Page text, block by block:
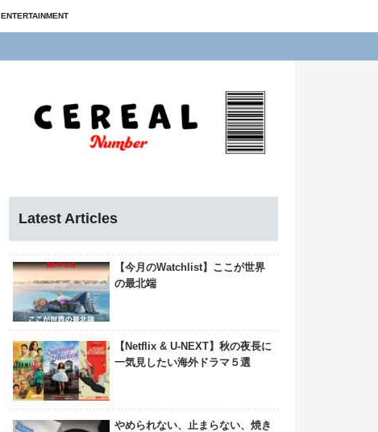
ENTERTAINMENT
Latest Articles
【今月のWatchlist】ここが世界
の最北端
【Netflix & U-NEXT】秋の夜長に
一気見したい海外ドラマ５選
やめられない、止まらない、焼き